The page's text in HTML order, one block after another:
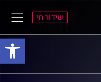
פתח
שידור חי